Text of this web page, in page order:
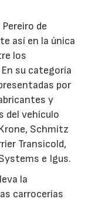
de
así en la única
los
su categoría
por
y
del vehículo
Schmitz
Transicold,
e Igus.
la
carrocerías